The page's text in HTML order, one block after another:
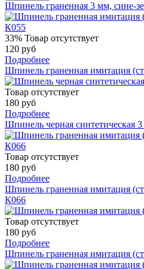
Шпинель граненная 3 мм, сине-
33% Товар отсутствует
120 руб
Подробнее
Шпинель граненная имитация
Товар отсутствует
180 руб
Подробнее
Шпинель черная синтетическая
Товар отсутствует
180 руб
Подробнее
Шпинель граненная имитация
К066
Товар отсутствует
180 руб
Подробнее
Шпинель граненная имитация